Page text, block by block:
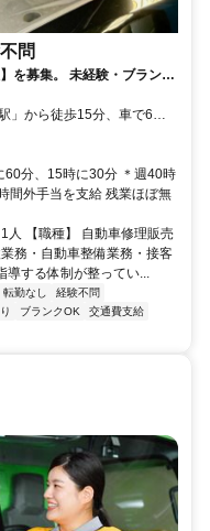
問
験・ブランク
あり。
」から徒歩15分、車で6分
程度 JR姫新線「本竜野
60分、15時に30分 ＊週40時
間外手当を支給 残業ほぼ無
人 【職種】 自動車修理販売
務・自動車整備業務・接客
導する体制が整ってい...
転勤なし
経験不問
ブランクOK
交通費支給